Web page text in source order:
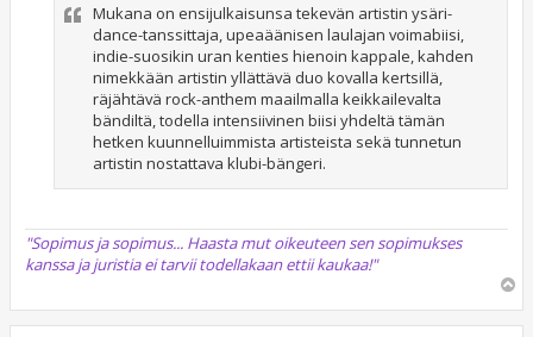
Mukana on ensijulkaisunsa tekevän artistin ysäri-
dance-tanssittaja, upeaäänisen laulajan voimabiisi,
indie-suosikin uran kenties hienoin kappale, kahden
nimekkään artistin yllättävä duo kovalla kertsillä,
räjähtävä rock-anthem maailmalla keikkailevalta
bändiltä, todella intensiivinen biisi yhdeltä tämän
hetken kuunnelluimmista artisteista sekä tunnetun
artistin nostattava klubi-bängeri.
"Sopimus ja sopimus... Haasta mut oikeuteen sen sopimukses
kanssa ja juristia ei tarvii todellakaan ettii kaukaa!"
ö